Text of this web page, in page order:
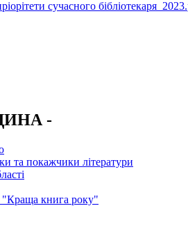
сучасного
-
та покажчики літератури
книга року"